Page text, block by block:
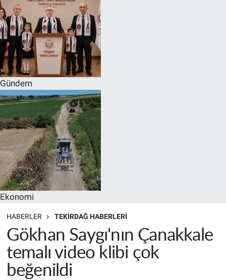
Gündem
Ekonomi
HABERLER TEKIRDAĞ HABERLERI
Gökhan Saygı'nın Çanakkale
temalı video klibi çok
beğenildi